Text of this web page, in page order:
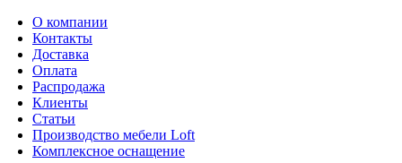
О компании
Контакты
Доставка
Оплата
Распродажа
Клиенты
Статьи
Производство мебели Loft
Комплексное оснащение